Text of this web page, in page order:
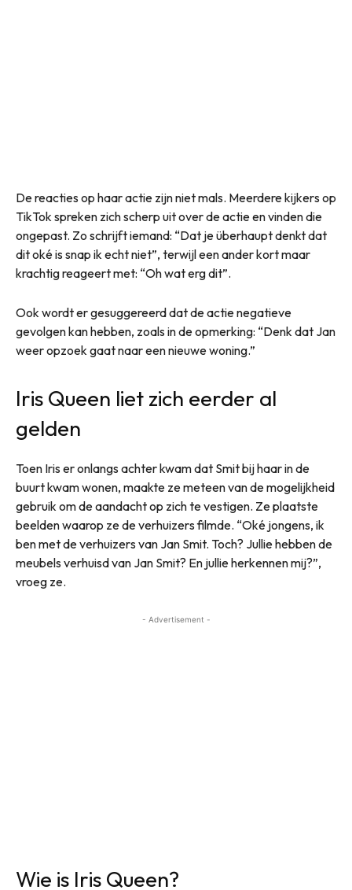
De reacties op haar actie zijn niet mals. Meerdere kijkers op
TikTok spreken zich scherp uit over de actie en vinden die
ongepast. Zo schrijft iemand: “Dat je überhaupt denkt dat
dit oké is snap ik echt niet”, terwijl een ander kort maar
krachtig reageert met: “Oh wat erg dit”.
Ook wordt er gesuggereerd dat de actie negatieve
gevolgen kan hebben, zoals in de opmerking: “Denk dat Jan
weer opzoek gaat naar een nieuwe woning.”
Iris Queen liet zich eerder al
gelden
Toen Iris er onlangs achter kwam dat Smit bij haar in de
buurt kwam wonen, maakte ze meteen van de mogelijkheid
gebruik om de aandacht op zich te vestigen. Ze plaatste
beelden waarop ze de verhuizers filmde. “Oké jongens, ik
ben met de verhuizers van Jan Smit. Toch? Jullie hebben de
meubels verhuisd van Jan Smit? En jullie herkennen mij?”,
vroeg ze.
- Advertisement -
Wie is Iris Queen?